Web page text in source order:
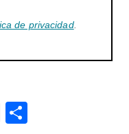
de privacidad.
E